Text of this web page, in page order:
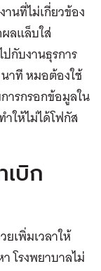
นที่ไม่เกี่ยวข้อง
ลแล็บใส่
กับงานธุรการ
าที หมอต้องใช้
ารกรอกข้อมูลใน
ให้ไม่ได้โฟกัส
บิก
เพิ่มเวลาให้
โรงพยาบาลไม่